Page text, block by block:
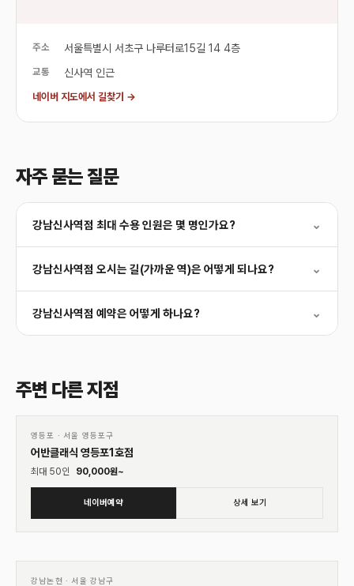
주소 서울특별시 서초구 나루터로15길 14 4층
교통 신사역 인근
네이버 지도에서 길찾기 →
자주 묻는 질문
강남신사역점 최대 수용 인원은 몇 명인가요? ⌄
강남신사역점 오시는 길(가까운 역)은 어떻게 되나요? ⌄
강남신사역점 예약은 어떻게 하나요? ⌄
주변 다른 지점
01
영등포 · 서울 영등포구
어반클래식 영등포1호점
최대 50인 90,000원~
네이버예약 상세 보기
01
강남논현 · 서울 강남구